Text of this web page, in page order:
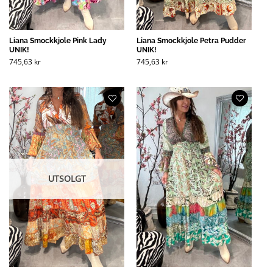
Liana Smockkjole Pink Lady
UNIK!
745,63 kr
Liana Smockkjole Petra Pudder
UNIK!
745,63 kr
UTSOLGT